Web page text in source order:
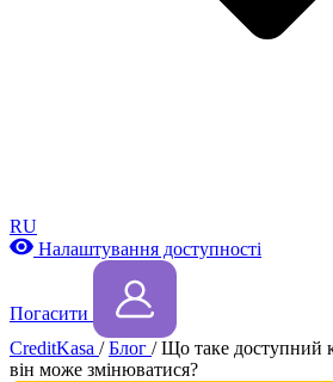
RU
Налаштування доступності
Погасити
CreditKasa / Блог / Що таке доступний
він може змінюватися?